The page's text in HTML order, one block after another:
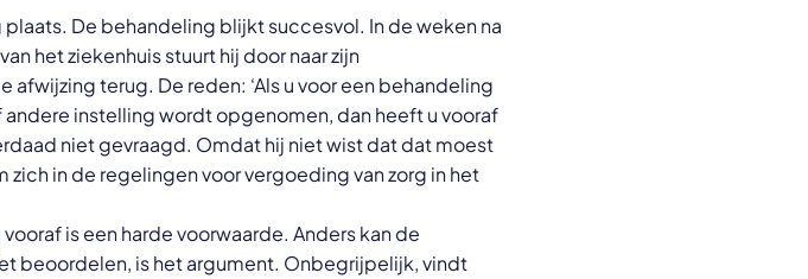
De behandeling blijkt succesvol. In de weken na
het ziekenhuis stuurt hij door naar zijn
afwijzing terug. De reden: ‘Als u voor een behandeling
andere instelling wordt opgenomen, dan heeft u vooraf
niet gevraagd. Omdat hij niet wist dat dat moest
in de regelingen voor vergoeding van zorg in het
is een harde voorwaarde. Anders kan de
beoordelen, is het argument. Onbegrijpelijk, vindt